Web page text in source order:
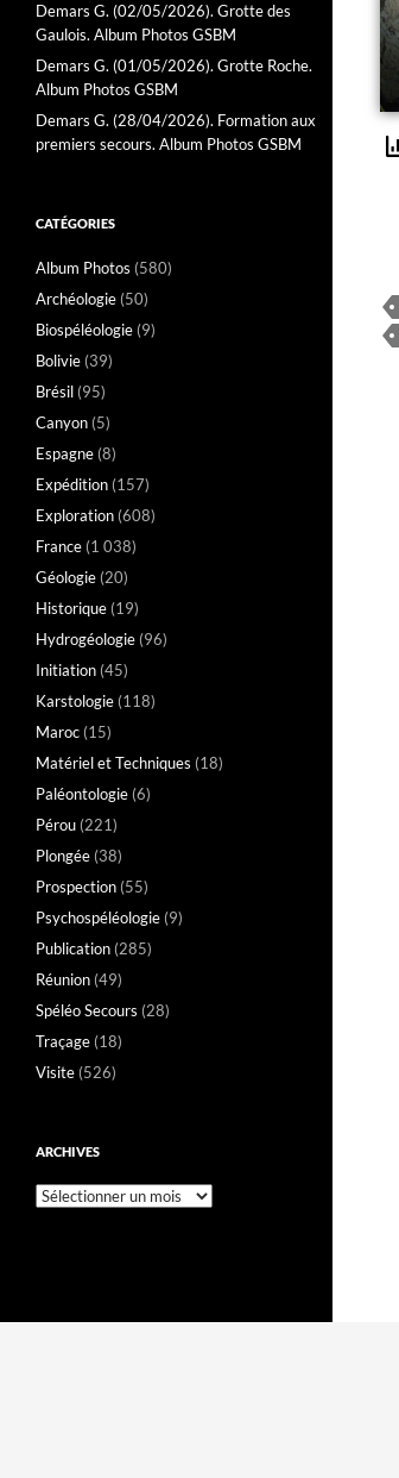
Demars G. (02/05/2026). Grotte des
Gaulois. Album Photos GSBM
Demars G. (01/05/2026). Grotte Roche.
Album Photos GSBM
Demars G. (28/04/2026). Formation aux
premiers secours. Album Photos GSBM
CATÉGORIES
Album Photos (580)
Archéologie (50)
Biospéléologie (9)
Bolivie (39)
Brésil (95)
Canyon (5)
Espagne (8)
Expédition (157)
Exploration (608)
France (1 038)
Géologie (20)
Historique (19)
Hydrogéologie (96)
Initiation (45)
Karstologie (118)
Maroc (15)
Matériel et Techniques (18)
Paléontologie (6)
Pérou (221)
Plongée (38)
Prospection (55)
Psychospéléologie (9)
Publication (285)
Réunion (49)
Spéléo Secours (28)
Traçage (18)
Visite (526)
ARCHIVES
Archives